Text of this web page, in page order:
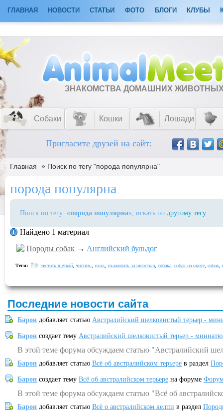
ГЛАВНАЯ НОВОСТИ СТАТЬИ ФОТО БЛОГИ КЛУБЫ
ЗНАКОМСТВА ДОМАШНИХ
Собаки Кошки Лошади
Пригласите друзей на сайт:
Главная » Поиск по тегу "порода популярна"
порода популярна
Поиск по тегу: «порода популярна», искать по другому тегу
Найдено 1 материал
Породы собак → Английский бульдог
Теги: чистить щеткой чистить уход ухаживать за шерстью собака собак на охоте собак
Последние новости сайта
Барон добавляет статью Австралийский шелковистый терьер -
Барон создает тему Австралийский шелковистый терьер -
В этой теме форума обсуждаем статью "Австралийский
Барон добавляет статью Всё об австралийском терьере в раздел
Барон создает тему Всё об австралийском терьере на форуме
В этой теме форума обсуждаем статью "Всё об
Барон добавляет статью Всё о австралийском келпи в раздел